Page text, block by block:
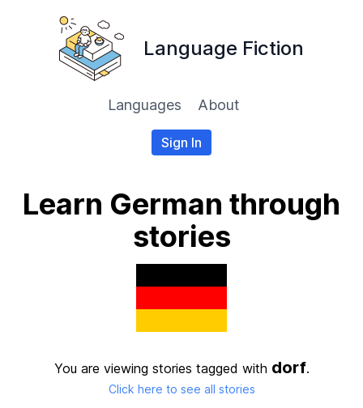
Language Fiction
Languages About
Sign In
Learn German through
stories
You are viewing stories tagged with dorf.
Click here to see all stories